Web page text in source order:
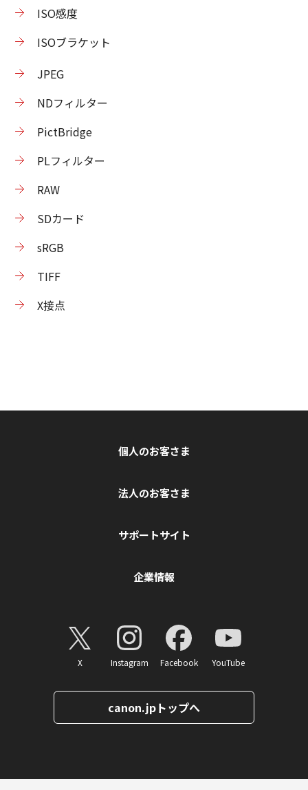
ISO感度
ISOブラケット
JPEG
NDフィルター
PictBridge
PLフィルター
RAW
SDカード
sRGB
TIFF
X接点
個人のお客さま
法人のお客さま
サポートサイト
企業情報
X Instagram Facebook YouTube
canon.jpトップへ